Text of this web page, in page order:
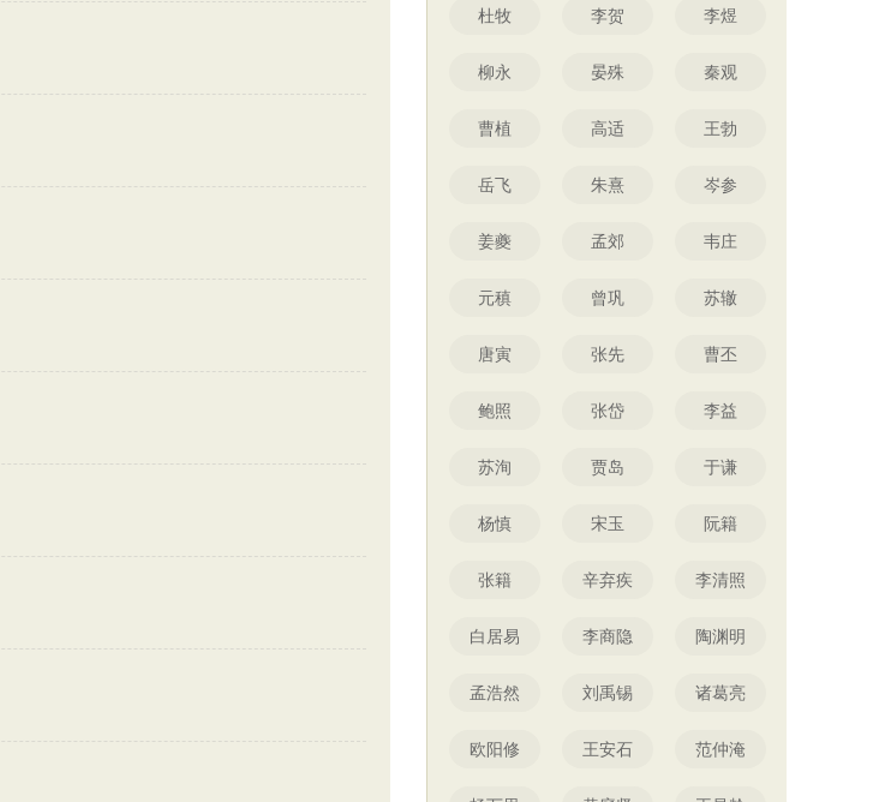
杜牧 李贺 李煜
柳永 晏殊 秦观
曹植 高适 王勃
岳飞 朱熹 岑参
姜夔 孟郊 韦庄
元稹 曾巩 苏辙
唐寅 张先 曹丕
鲍照 张岱 李益
苏洵 贾岛 于谦
杨慎 宋玉 阮籍
张籍 辛弃疾 李清照
白居易 李商隐 陶渊明
孟浩然 刘禹锡 诸葛亮
欧阳修 王安石 范仲淹